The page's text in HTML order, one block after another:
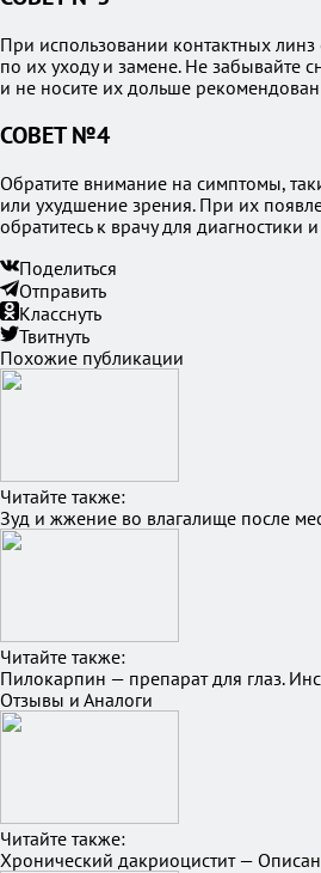
При использовании контактных
по их уходу и замене. Не забывайте
и не носите их дольше
СОВЕТ №4
Обратите внимание на симптомы,
или ухудшение зрения. При их
обратитесь к врачу для диагностики
Поделиться
Отправить
Класснуть
Твитнуть
Похожие публикации
Читайте также:
Зуд и жжение во влагалище после
Читайте также:
Пилокарпин — препарат для глаз.
Отзывы и Аналоги
Читайте также:
Хронический дакриоцистит —